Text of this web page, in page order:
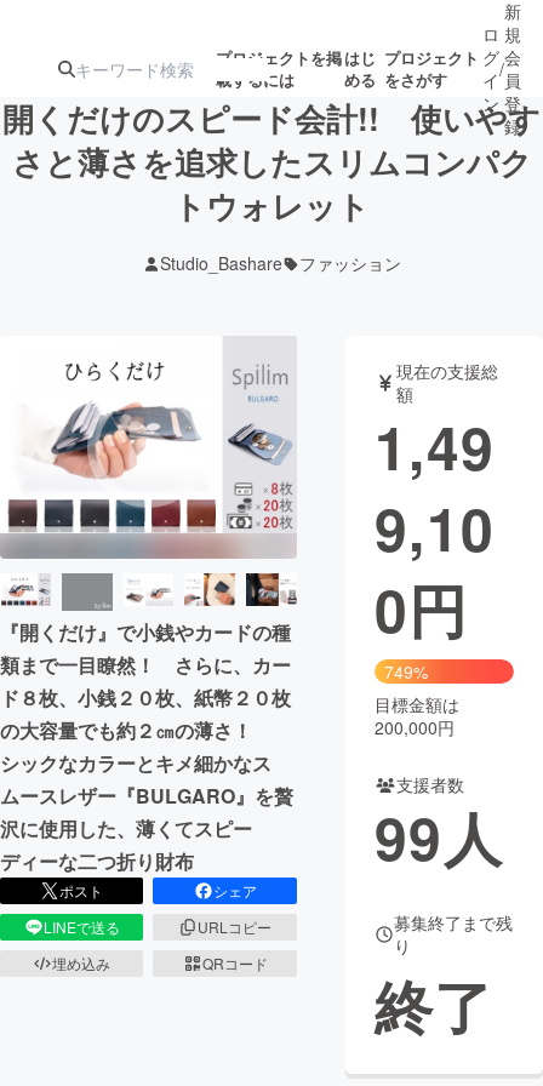
プロジェクトを掲
載するには
はじ
める
プロジェクト
をさがす
注目の新着プロ募集終了が近いプ
テクノロジー・ガジェット
映像・映画 書籍・雑誌
ビジネス・起業 チャレンジ
まちづくり・地域活性化
CAMPFIRE for Social Good
CAMPFIRE Creation
CAMPFIREふるさと納税machi-ya コミュニティ
ロ
グ
イ
ン
/
新
規
会
員
登
録
開くだけのスピード会計!! 使いやす
さと薄さを追求したスリムコンパク
トウォレット
Studio_Bashare ファッション
『開くだけ』で小銭やカードの種
類まで一目瞭然！ さらに、カー
ド８枚、小銭２０枚、紙幣２０枚
の大容量でも約２㎝の薄さ！
シックなカラーとキメ細かなス
ムースレザー『BULGARO』を贅
沢に使用した、薄くてスピー
ディーな二つ折り財布
ポスト
シェア
LINEで送る
URLコピー
埋め込み
QRコード
現在の支援総
額
1,49
9,10
0円
749%
目標金額は
200,000円
支援者数
99人
募集終了まで残
り
終了